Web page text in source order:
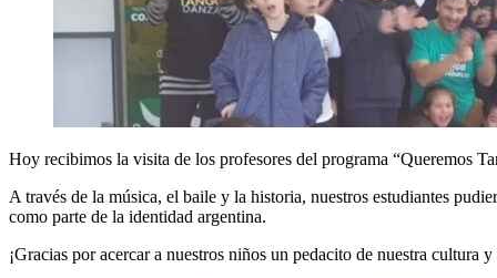
Hoy recibimos la visita de los profesores del programa “Queremos
A través de la música, el baile y la historia, nuestros estudiantes
como parte de la identidad argentina.
¡Gracias por acercar a nuestros niños un pedacito de nuestra cultura